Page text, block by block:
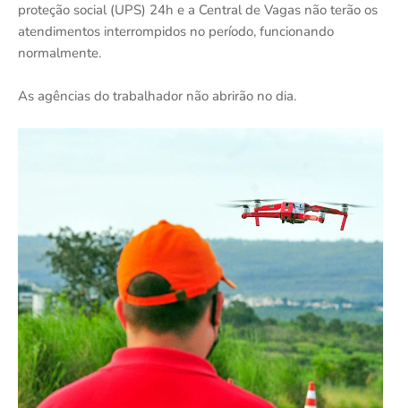
proteção social (UPS) 24h e a Central de Vagas não terão os
atendimentos interrompidos no período, funcionando
normalmente.
As agências do trabalhador não abrirão no dia.